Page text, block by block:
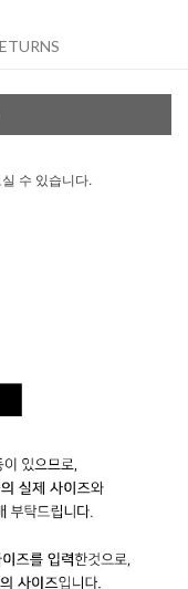
수 있습니다.